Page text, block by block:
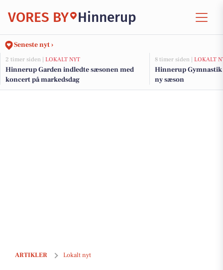
VORES BY Hinnerup
Seneste nyt ›
2 timer siden | LOKALT NYT
Hinnerup Garden indledte sæsonen med
koncert på markedsdag
8 timer siden | LOKALT
Hinnerup
ny sæson
ARTIKLER Lokalt nyt
Favrskov Kommune tester kriseberedskabet ved langvarigt